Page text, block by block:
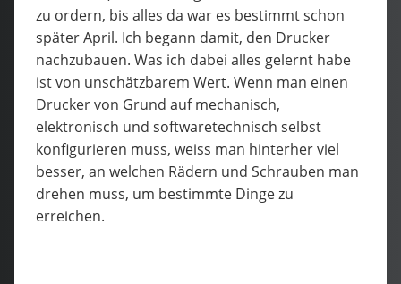
zu ordern, bis alles da war es bestimmt schon
später April. Ich begann damit, den Drucker
nachzubauen. Was ich dabei alles gelernt habe
ist von unschätzbarem Wert. Wenn man einen
Drucker von Grund auf mechanisch,
elektronisch und softwaretechnisch selbst
konfigurieren muss, weiss man hinterher viel
besser, an welchen Rädern und Schrauben man
drehen muss, um bestimmte Dinge zu
erreichen.